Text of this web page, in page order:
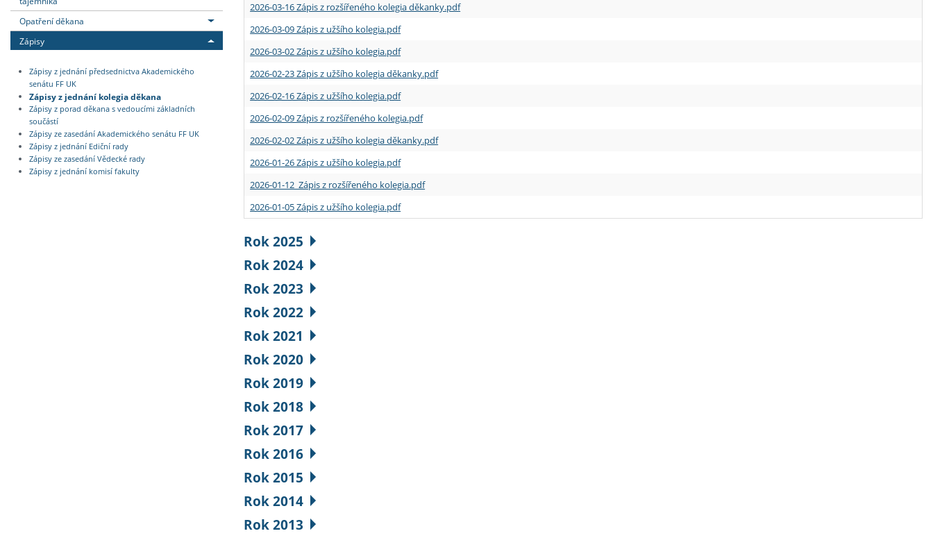
Opatření děkana
Zápisy
Zápisy z jednání předsednictva Akademického
senátu FF UK
Zápisy z jednání kolegia děkana
Zápisy z porad děkana s vedoucími základních
součástí
Zápisy ze zasedání Akademického senátu FF UK
Zápisy z jednání Ediční rady
Zápisy ze zasedání Vědecké rady
Zápisy z jednání komisí fakulty
2026-03-16 Zápis z rozšířeného kolegia děkanky.pdf
2026-03-09 Zápis z užšího kolegia.pdf
2026-03-02 Zápis z užšího kolegia.pdf
2026-02-23 Zápis z užšího kolegia děkanky.pdf
2026-02-16 Zápis z užšího kolegia.pdf
2026-02-09 Zápis z rozšířeného kolegia.pdf
2026-02-02 Zápis z užšího kolegia děkanky.pdf
2026-01-26 Zápis z užšího kolegia.pdf
2026-01-12 Zápis z rozšířeného kolegia.pdf
2026-01-05 Zápis z užšího kolegia.pdf
Rok 2025
Rok 2024
Rok 2023
Rok 2022
Rok 2021
Rok 2020
Rok 2019
Rok 2018
Rok 2017
Rok 2016
Rok 2015
Rok 2014
Rok 2013